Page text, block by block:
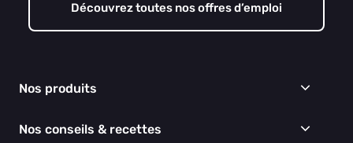
Découvrez toutes nos offres d’emploi
Nos produits
Épicerie
Nos conseils & recettes